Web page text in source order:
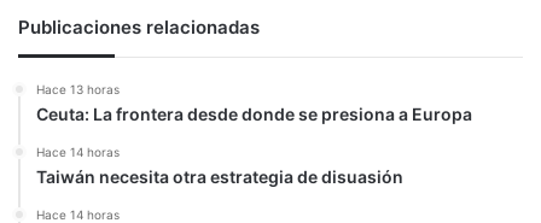
Publicaciones relacionadas
Hace 13 horas
Ceuta: La frontera desde donde se presiona a Europa
Hace 14 horas
Taiwán necesita otra estrategia de disuasión
Hace 14 horas